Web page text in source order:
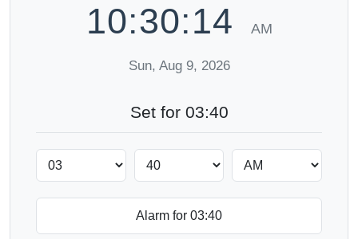
10:30:15 AM
Sun, Aug 9, 2026
Set for 03:40